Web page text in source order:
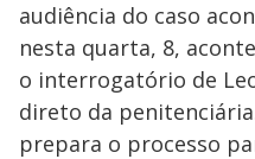
audiência do caso
nesta quarta, 8,
o interrogatório de
direto da
prepara o processo